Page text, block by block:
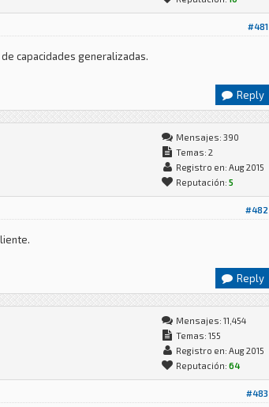
#481
capacidades generalizadas.
Reply
Mensajes: 390
Temas: 2
Registro en: Aug 2015
Reputación: 5
#482
Reply
Mensajes: 11,454
Temas: 155
Registro en: Aug 2015
Reputación: 64
#483